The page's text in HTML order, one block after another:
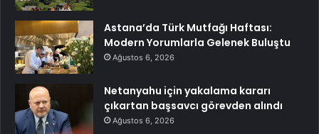
Astana’da Türk Mutfağı Haftası:
Modern Yorumlarla Gelenek Buluştu
Ağustos 6, 2026
Netanyahu için yakalama kararı
çıkartan başsavcı görevden alındı
Ağustos 6, 2026